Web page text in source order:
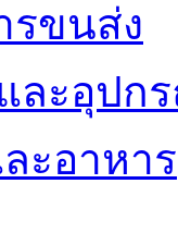
รขนส่ง
ละอุปก
ะอาหาร